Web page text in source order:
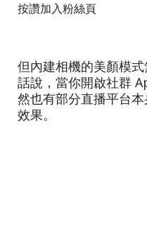
按讚加入粉絲頁
但內建相機的美顏模
話說，當你開啟社群
然也有部分直播平台
效果。